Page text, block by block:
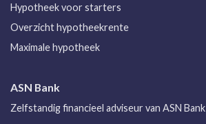
Hypotheek voor starters
Overzicht hypotheekrente
Maximale hypotheek
ASN Bank
Zelfstandig financieel adviseur van ASN Bank